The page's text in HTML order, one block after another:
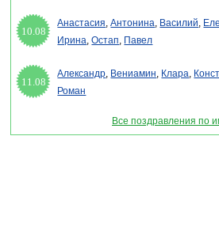
10.08
Анастасия,Антонина, Василий,
Ирина,Остап, Павел
11.08
Александр, Вениамин, Клара,
Роман
Все поздравления по